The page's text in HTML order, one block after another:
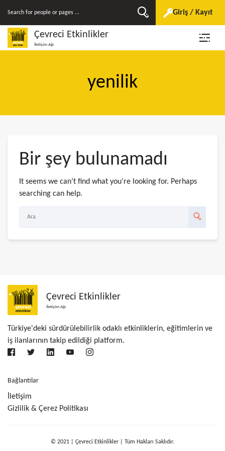
Giriş / Kayıt
Çevreci Etkinlikler
İletişim Ağı
yenilik
Bir şey bulunamadı
It seems we can’t find what you’re looking for. Perhaps
searching can help.
Çevreci Etkinlikler
İletişim Ağı
Türkiye'deki sürdürülebilirlik odaklı etkinliklerin, eğitimlerin ve
iş ilanlarının takip edildiği platform.
Bağlantılar
İletişim
Gizlilik & Çerez Politikası
© 2021 | Çevreci Etkinlikler | Tüm Hakları Saklıdır.